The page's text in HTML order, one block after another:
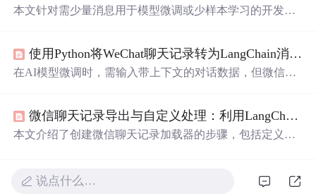
等任务。
本文针对需少量消息用于模型微调或少样本学习的开发
天加载器、加载消息等步骤，还提及常见问题及解决方
案，支持灵活的AI模型训练和应用。
使用Python将WeChat聊天记录转为LangChain消息格式
在AI模型微调时，需输入带上下文的对话数据，但微信直
需消息格式用于模型训练，还给出代码实现步骤、应用场
景及实践建议。
微信聊天记录导出与自定义处理：利用LangChain构建高效聊天加载器
本文介绍了创建微信聊天记录加载器的步骤，包括定义聊
决方案，如格式问题和API访问限制，最后给出进一步学
说点什么…